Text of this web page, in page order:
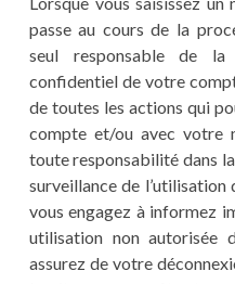
passe au cours de la
seul responsable de la
confidentiel de votre
de toutes les actions qui
compte et/ou avec votre
toute responsabilité dans
surveillance de l’utilisation
vous engagez à informez
utilisation non autorisée
assurez de votre